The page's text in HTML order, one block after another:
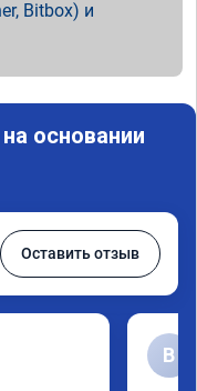
Bitbox) и
основании
Оставить отзыв
В